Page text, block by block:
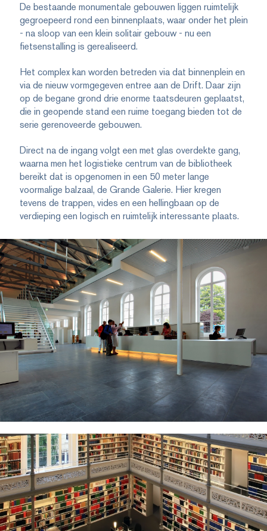
De bestaande monumentale gebouwen liggen ruimtelijk
gegroepeerd rond een binnenplaats, waar onder het plein
- na sloop van een klein solitair gebouw - nu een
fietsenstalling is gerealiseerd.
Het complex kan worden betreden via dat binnenplein en
via de nieuw vormgegeven entree aan de Drift. Daar zijn
op de begane grond drie enorme taatsdeuren geplaatst,
die in geopende stand een ruime toegang bieden tot de
serie gerenoveerde gebouwen.
Direct na de ingang volgt een met glas overdekte gang,
waarna men het logistieke centrum van de bibliotheek
bereikt dat is opgenomen in een 50 meter lange
voormalige balzaal, de Grande Galerie. Hier kregen
tevens de trappen, vides en een hellingbaan op de
verdieping een logisch en ruimtelijk interessante plaats.